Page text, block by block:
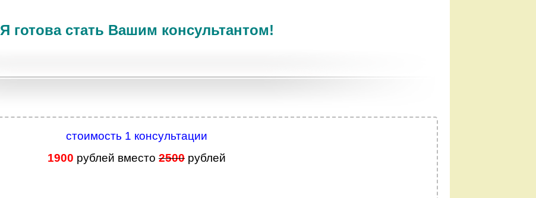
Я готова стать Вашим консультантом!
стоимость 1 консультации
1900 рублей вместо 2500 рублей